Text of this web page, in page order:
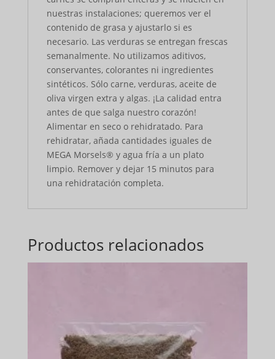
nuestras instalaciones; queremos ver el
contenido de grasa y ajustarlo si es
necesario. Las verduras se entregan frescas
semanalmente. No utilizamos aditivos,
conservantes, colorantes ni ingredientes
sintéticos. Sólo carne, verduras, aceite de
oliva virgen extra y algas. ¡La calidad entra
antes de que salga nuestro corazón!
Alimentar en seco o rehidratado. Para
rehidratar, añada cantidades iguales de
MEGA Morsels® y agua fría a un plato
limpio. Remover y dejar 15 minutos para
una rehidratación completa.
Productos relacionados